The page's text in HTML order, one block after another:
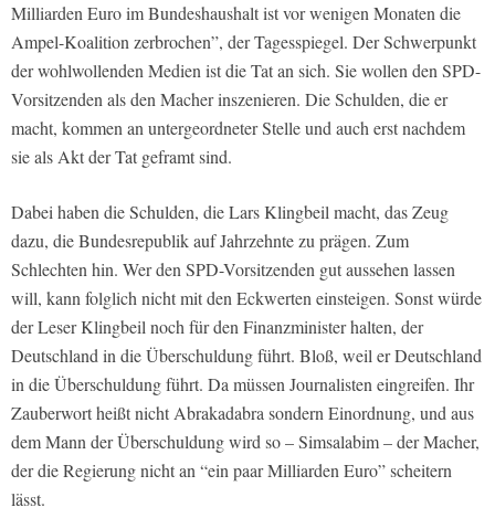
Milliarden Euro im Bundeshaushalt ist vor wenigen Monaten die
Ampel-Koalition zerbrochen”, der Tagesspiegel. Der Schwerpunkt
der wohlwollenden Medien ist die Tat an sich. Sie wollen den SPD-
Vorsitzenden als den Macher inszenieren. Die Schulden, die er
macht, kommen an untergeordneter Stelle und auch erst nachdem
sie als Akt der Tat geframt sind.
Dabei haben die Schulden, die Lars Klingbeil macht, das Zeug
dazu, die Bundesrepublik auf Jahrzehnte zu prägen. Zum
Schlechten hin. Wer den SPD-Vorsitzenden gut aussehen lassen
will, kann folglich nicht mit den Eckwerten einsteigen. Sonst würde
der Leser Klingbeil noch für den Finanzminister halten, der
Deutschland in die Überschuldung führt. Bloß, weil er Deutschland
in die Überschuldung führt. Da müssen Journalisten eingreifen. Ihr
Zauberwort heißt nicht Abrakadabra sondern Einordnung, und aus
dem Mann der Überschuldung wird so – Simsalabim – der Macher,
der die Regierung nicht an “ein paar Milliarden Euro” scheitern
lässt.